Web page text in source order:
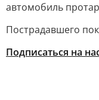
автомобиль
Пострадавшего
Подписаться на